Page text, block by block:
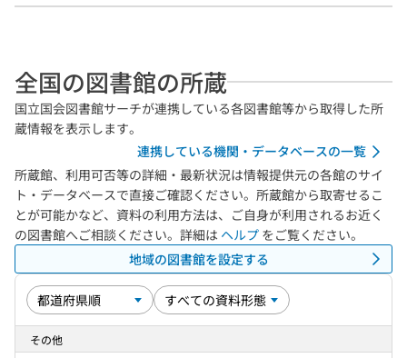
全国の図書館の所蔵
国立国会図書館サーチが連携している各図書館等から取得した所
蔵情報を表示します。
連携している機関・データベースの一覧
所蔵館、利用可否等の詳細・最新状況は情報提供元の各館のサイ
ト・データベースで直接ご確認ください。所蔵館から取寄せるこ
とが可能かなど、資料の利用方法は、ご自身が利用されるお近く
の図書館へご相談ください。詳細は ヘルプ をご覧ください。
地域の図書館を設定する
その他